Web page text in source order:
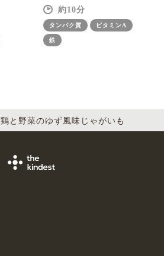
10
タンパク質 ビタミンA
鉄
鶏と野菜のゆず風味じゃがいも